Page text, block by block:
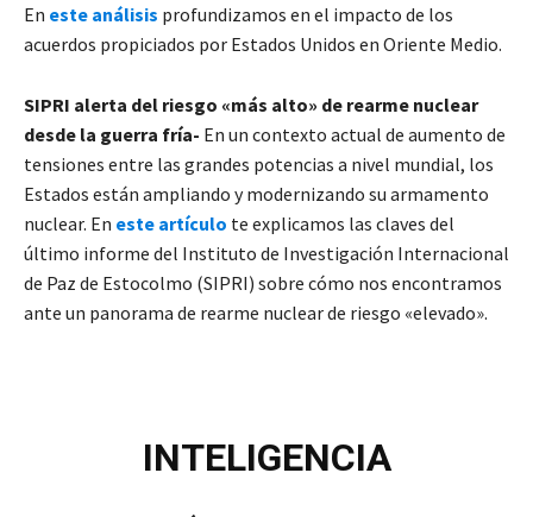
En este análisis profundizamos en el impacto de los
acuerdos propiciados por Estados Unidos en Oriente Medio.
SIPRI alerta del riesgo «más alto» de rearme nuclear
desde la guerra fría- En un contexto actual de aumento de
tensiones entre las grandes potencias a nivel mundial, los
Estados están ampliando y modernizando su armamento
nuclear. En este artículo te explicamos las claves del
último informe del Instituto de Investigación Internacional
de Paz de Estocolmo (SIPRI) sobre cómo nos encontramos
ante un panorama de rearme nuclear de riesgo «elevado».
INTELIGENCIA